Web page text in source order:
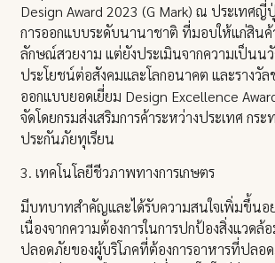
Design Award 2023 (G Mark) ณ ประเทศญี่
การออกแบบระดับนานาชาติ ที่มอบให้แก่สินค้
ลักษณ์สวยงาม แต่ยังประเมินจากความเป็นน
ประโยชน์ต่อสังคมและโลกอนาคต และรางวัล
ออกแบบยอดเยี่ยม Design Excellence
จัดโดยกรมส่งเสริมการค้าระหว่างประเทศ กร
ประกันภัยทุเรียน
3. เทคโนโลยีชีวภาพทางการเกษตร
มีบทบาทสำคัญและได้รับความสนใจเพิ่มขึ้นอ
เนื่องจากความต้องการในการปกป้องสิ่งแวดล้
ปลอดภัยของผู้บริโภคที่ต้องการอาหารที่ปลอ